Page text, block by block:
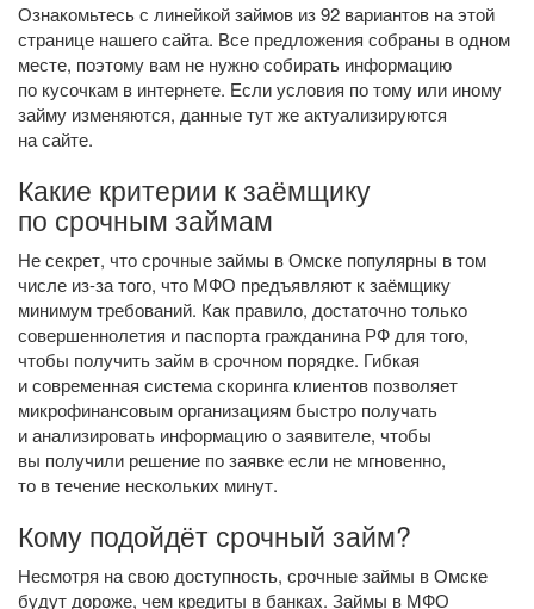
Ознакомьтесь с линейкой займов из 92 вариантов на этой
странице нашего сайта. Все предложения собраны в одном
месте, поэтому вам не нужно собирать информацию
по кусочкам в интернете. Если условия по тому или иному
займу изменяются, данные тут же актуализируются
на сайте.
Какие критерии к заёмщику
по срочным займам
Не секрет, что срочные займы в Омске популярны в том
числе из-затого, что МФО предъявляют к заёмщику
минимум требований. Как правило, достаточно только
совершеннолетия и паспорта гражданина РФ для того,
чтобы получить займ в срочном порядке. Гибкая
и современная система скоринга клиентов позволяет
микрофинансовым организациям быстро получать
и анализировать информацию о заявителе, чтобы
вы получили решение по заявке если не мгновенно,
то в течение нескольких минут.
Кому подойдёт срочный займ?
Несмотря на свою доступность, срочные займы в Омске
будут дороже, чем кредиты в банках. Займы в МФО